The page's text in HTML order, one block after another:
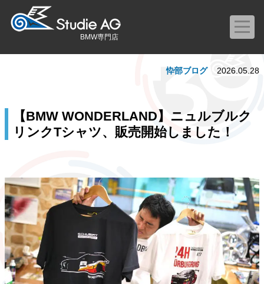
BMW専門店
【BMW WONDERLAND】ニュルブルク
リンクTシャツ、販売開始しました！
忰部ブログ 2026.05.28